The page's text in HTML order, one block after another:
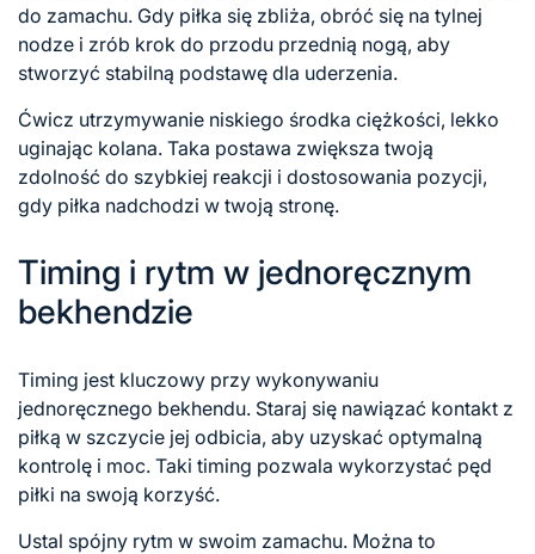
do zamachu. Gdy piłka się zbliża, obróć się na tylnej
nodze i zrób krok do przodu przednią nogą, aby
stworzyć stabilną podstawę dla uderzenia.
Ćwicz utrzymywanie niskiego środka ciężkości, lekko
uginając kolana. Taka postawa zwiększa twoją
zdolność do szybkiej reakcji i dostosowania pozycji,
gdy piłka nadchodzi w twoją stronę.
Timing i rytm w jednoręcznym
bekhendzie
Timing jest kluczowy przy wykonywaniu
jednoręcznego bekhendu. Staraj się nawiązać kontakt z
piłką w szczycie jej odbicia, aby uzyskać optymalną
kontrolę i moc. Taki timing pozwala wykorzystać pęd
piłki na swoją korzyść.
Ustal spójny rytm w swoim zamachu. Można to